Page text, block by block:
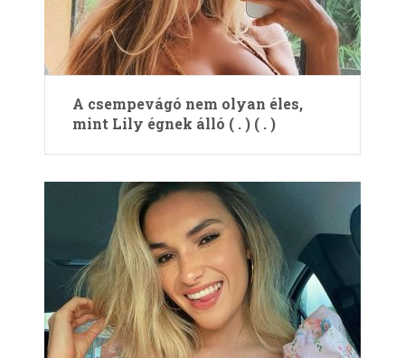
A csempevágó nem olyan éles,
mint Lily égnek álló ( . ) ( . )